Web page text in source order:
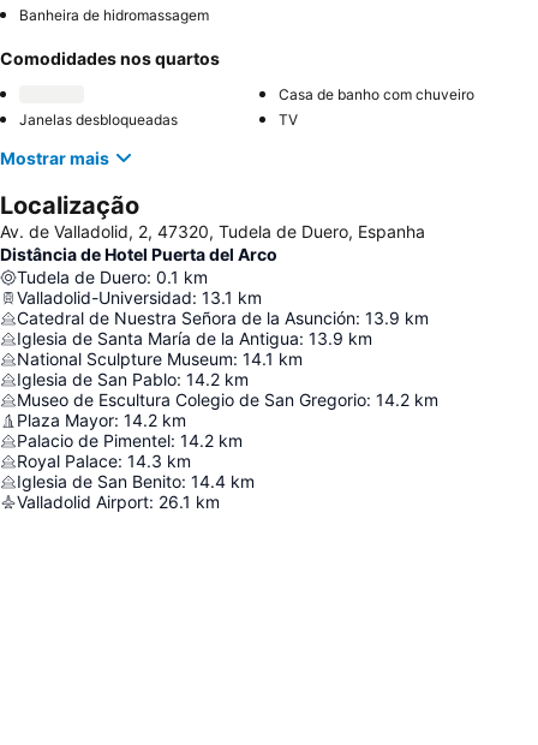
Banheira de hidromassagem
Comodidades nos quartos
Casa de banho com chuveiro
Janelas desbloqueadas
TV
Mostrar mais
Localização
Av. de Valladolid, 2, 47320, Tudela de Duero, Espanha
Distância de Hotel Puerta del Arco
Tudela de Duero: 0.1 km
Valladolid-Universidad: 13.1 km
Catedral de Nuestra Señora de la Asunción: 13.9 km
Iglesia de Santa María de la Antigua: 13.9 km
National Sculpture Museum: 14.1 km
Iglesia de San Pablo: 14.2 km
Museo de Escultura Colegio de San Gregorio: 14.2 km
Plaza Mayor: 14.2 km
Palacio de Pimentel: 14.2 km
Royal Palace: 14.3 km
Iglesia de San Benito: 14.4 km
Valladolid Airport: 26.1 km